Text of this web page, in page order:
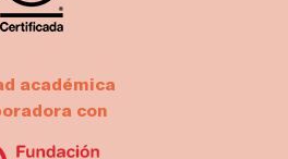
académica
con